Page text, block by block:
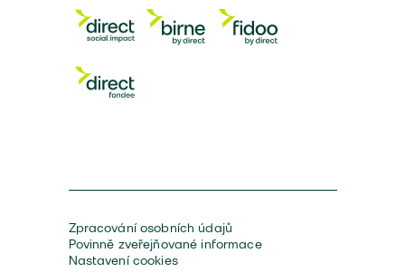
Zpracování osobních údajů
Povinně zveřejňované informace
Nastavení cookies